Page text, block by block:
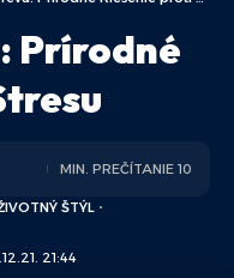
Prírodné
21:44
ŠTÝL
MIN. PREČÍTANIE 10